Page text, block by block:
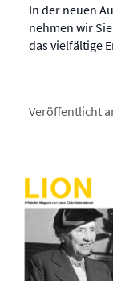
In der neuen
nehmen wir
das vielfältige
Veröffentlicht